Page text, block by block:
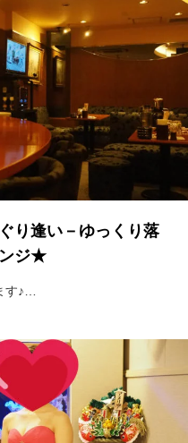
り逢い－ゆっくり落
ンジ★
す♪…